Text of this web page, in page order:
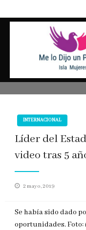
al
INTERNACIONAL
Líder del
video tras 5
Publicado
2 mayo, 2019
Se había sido dado
oportunidades. Foto: